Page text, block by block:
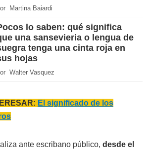
Martina Baiardi
lo saben: qué significa
una sansevieria o lengua de
tenga una cinta roja en
hojas
Walter Vasquez
El significado de los
ante escribano público, desde el